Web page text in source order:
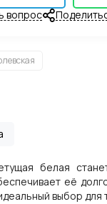
вопрос
белая
её
выбор для